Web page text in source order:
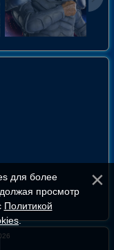
для более
просмотр
Политикой
.